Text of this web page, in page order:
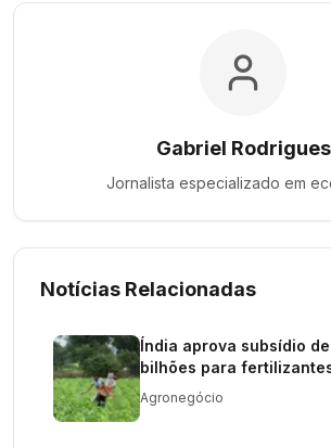
Gabriel Rodrigues
Jornalista especializado em
Notícias Relacionadas
Índia aprova subsídio
bilhões para
Agronegócio